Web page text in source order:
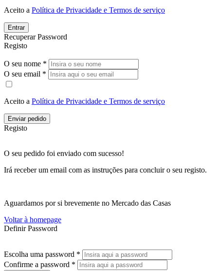
Aceito a Política de Privacidade e Termos de serviço
Entrar
Recuperar Password
Registo
O seu nome *
O seu email *
Aceito a Política de Privacidade e Termos de serviço
Enviar pedido
Registo
O seu pedido foi enviado com sucesso!
Irá receber um email com as instruções para concluir o seu registo.
Aguardamos por si brevemente no Mercado das Casas
Voltar à homepage
Definir Password
Escolha uma password *
Confirme a password *